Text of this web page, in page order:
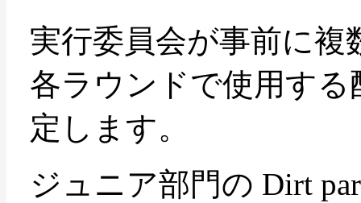
実行委員会が事前に
各ラウンドで使用す
定します。
ジュニア部門の Dirt